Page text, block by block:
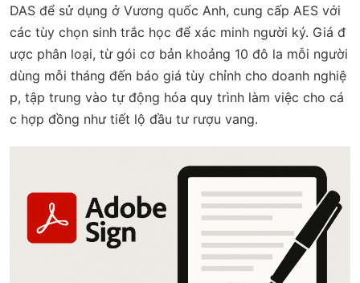
DAS để sử dụng ở Vương quốc Anh, cung cấp AES với
các tùy chọn sinh trắc học để xác minh người ký. Giá đ
ược phân loại, từ gói cơ bản khoảng 10 đô la mỗi người
dùng mỗi tháng đến báo giá tùy chỉnh cho doanh nghiệ
p, tập trung vào tự động hóa quy trình làm việc cho cá
c hợp đồng như tiết lộ đầu tư rượu vang.